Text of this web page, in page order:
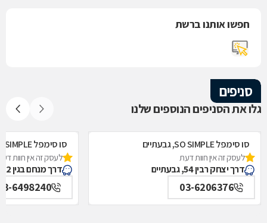
חפשו אותנו ברשת
סניפים
גלו את הסניפים הנוספים שלנו
סו סימפל SO SIMPLE, גבעתיים
לעסק זה אין חוות דעת
דרך יצחק רבין 54, גבעתיים
03-6206376
סו סימפל SO SIMPLE, תל אביב
לעסק זה אין חוות
דרך מנחם בגין 132, תל אביב
6498240